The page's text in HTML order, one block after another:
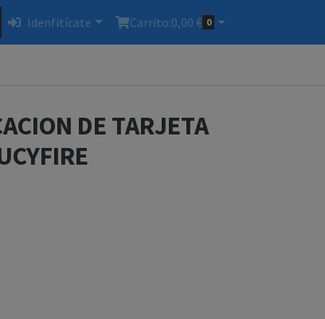
Idenfitícate Carrito:0,00 € 0
DE TARJETA